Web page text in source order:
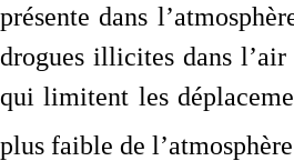
présente dans
drogues illicites dans
qui limitent les
plus faible de